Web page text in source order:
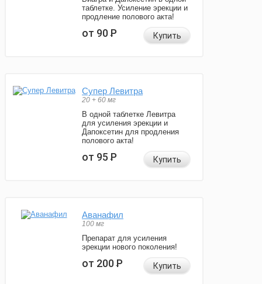
таблетке. Усиление эрекции и
продление полового акта!
от 90Р Купить
Супер Левитра
20 + 60 мг
В одной таблетке Левитра
для усиления эрекции и
Дапоксетин для продления
полового акта!
от 95Р Купить
Аванафил
100 мг
Препарат для усиления
эрекции нового поколения!
от 200Р Купить